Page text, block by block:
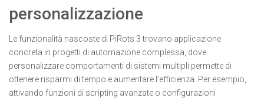
personalizzazione
Le funzionalità nascoste di PiRots 3 trovano applicazione
concreta in progetti di automazione complessa, dove
personalizzare comportamenti di sistemi multipli permette di
ottenere risparmi di tempo e aumentare l’efficienza. Per esempio,
attivando funzioni di scripting avanzate o configurazioni